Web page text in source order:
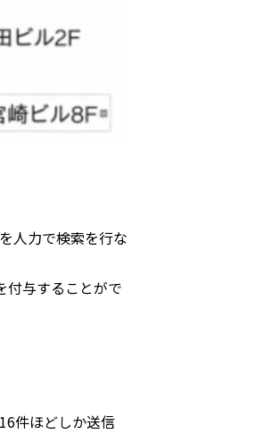
人力で検索を行な
付与することがで
件ほどしか送信